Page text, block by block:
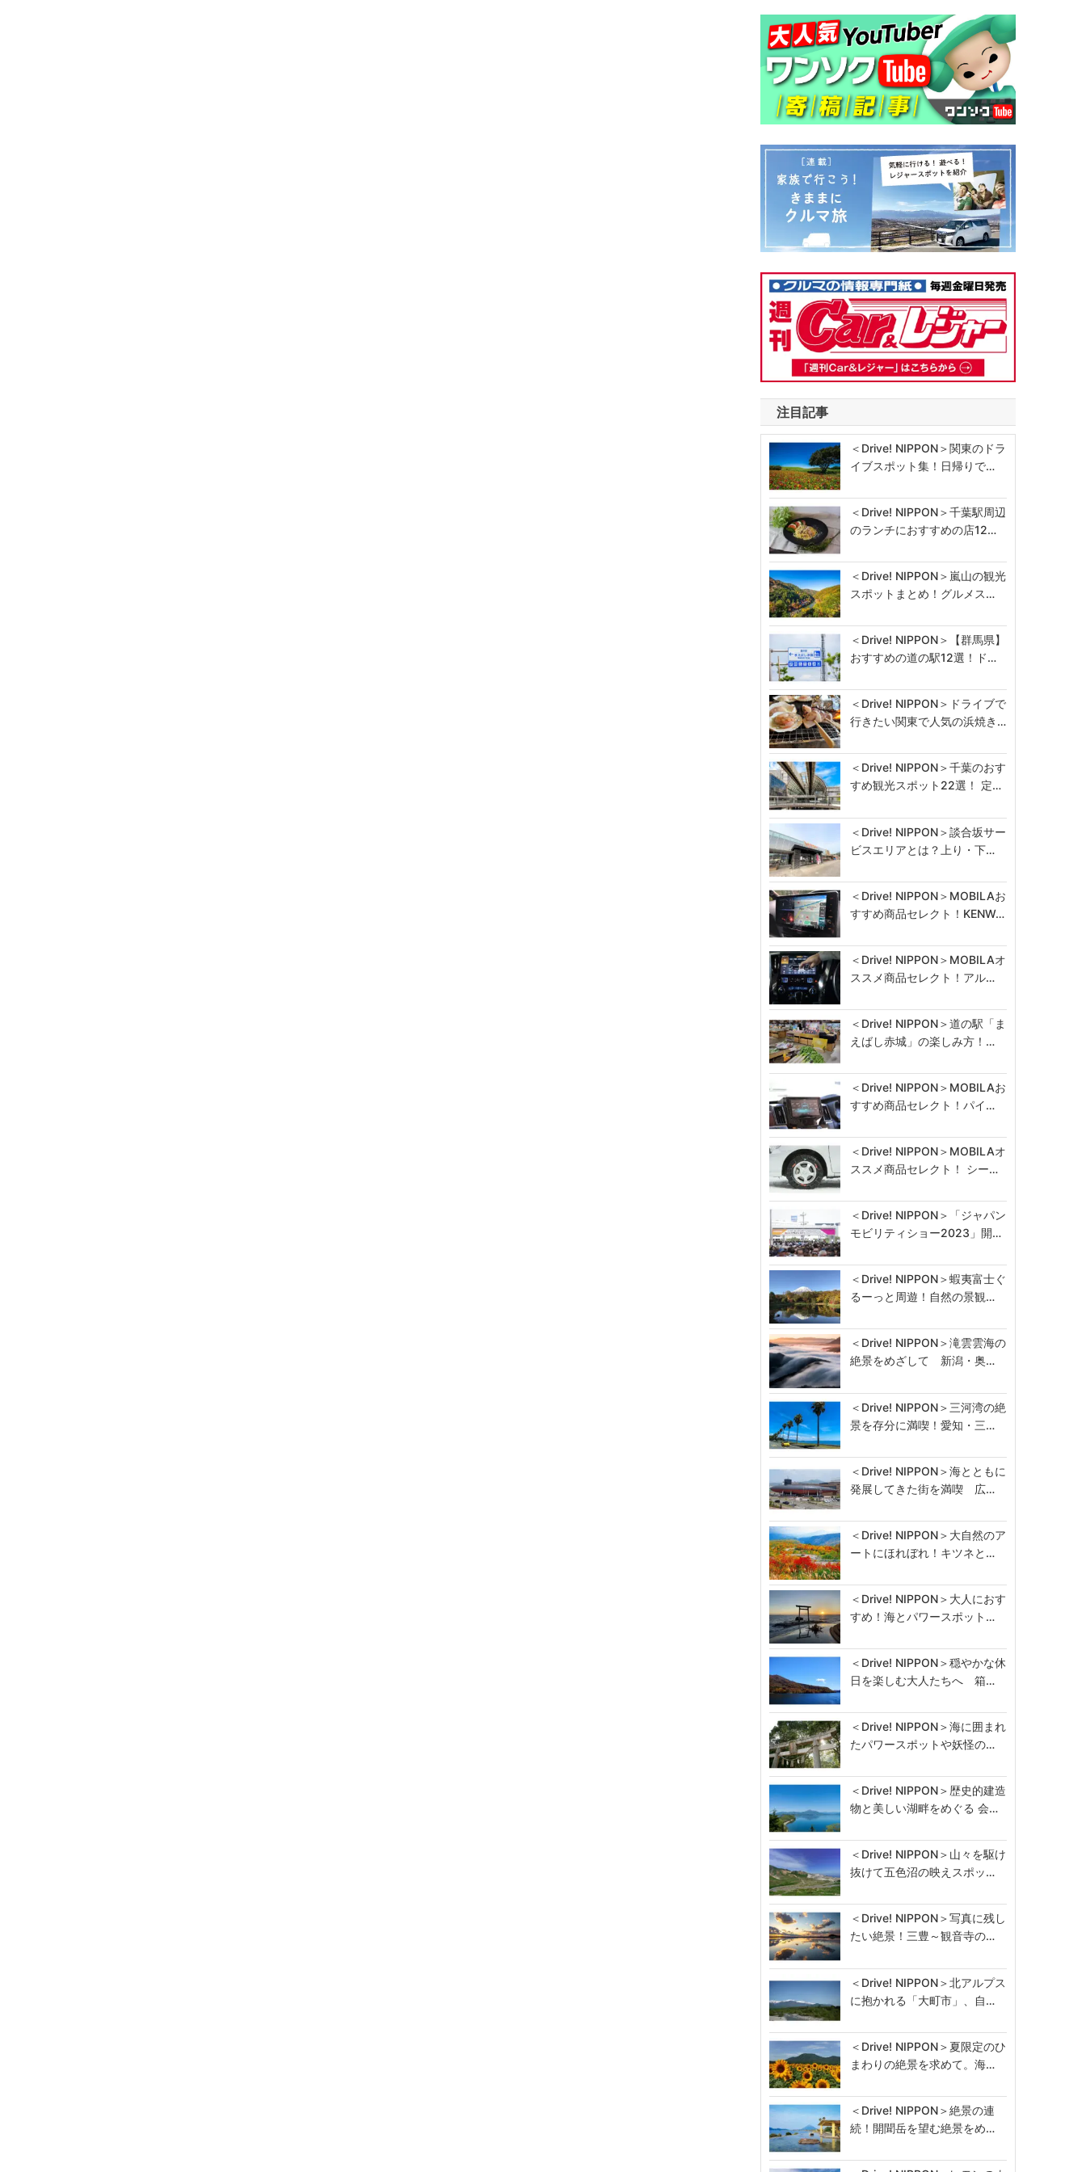
注目記事
＜Drive! NIPPON＞関東のドラ
イブスポット集！日帰りで…
＜Drive! NIPPON＞千葉駅周辺
のランチにおすすめの店12…
＜Drive! NIPPON＞嵐山の観光
スポットまとめ！グルメス…
＜Drive! NIPPON＞【群馬県】
おすすめの道の駅12選！ド…
＜Drive! NIPPON＞ドライブで
行きたい関東で人気の浜焼き…
＜Drive! NIPPON＞千葉のおす
すめ観光スポット22選！ 定…
＜Drive! NIPPON＞談合坂サー
ビスエリアとは？上り・下…
＜Drive! NIPPON＞MOBILAお
すすめ商品セレクト！KENW…
＜Drive! NIPPON＞MOBILAオ
ススメ商品セレクト！アル…
＜Drive! NIPPON＞道の駅「ま
えばし赤城」の楽しみ方！…
＜Drive! NIPPON＞MOBILAお
すすめ商品セレクト！パイ…
＜Drive! NIPPON＞MOBILAオ
ススメ商品セレクト！ シー…
＜Drive! NIPPON＞「ジャパン
モビリティショー2023」開…
＜Drive! NIPPON＞蝦夷富士ぐ
るーっと周遊！自然の景観…
＜Drive! NIPPON＞滝雲雲海の
絶景をめざして 新潟・奥…
＜Drive! NIPPON＞三河湾の絶
景を存分に満喫！愛知・三…
＜Drive! NIPPON＞海とともに
発展してきた街を満喫 広…
＜Drive! NIPPON＞大自然のア
ートにほれぼれ！キツネと…
＜Drive! NIPPON＞大人におす
すめ！海とパワースポット…
＜Drive! NIPPON＞穏やかな休
日を楽しむ大人たちへ 箱…
＜Drive! NIPPON＞海に囲まれ
たパワースポットや妖怪の…
＜Drive! NIPPON＞歴史的建造
物と美しい湖畔をめぐる 会…
＜Drive! NIPPON＞山々を駆け
抜けて五色沼の映えスポッ…
＜Drive! NIPPON＞写真に残し
たい絶景！三豊～観音寺の…
＜Drive! NIPPON＞北アルプス
に抱かれる「大町市」、自…
＜Drive! NIPPON＞夏限定のひ
まわりの絶景を求めて。海…
＜Drive! NIPPON＞絶景の連
続！開聞岳を望む絶景をめ…